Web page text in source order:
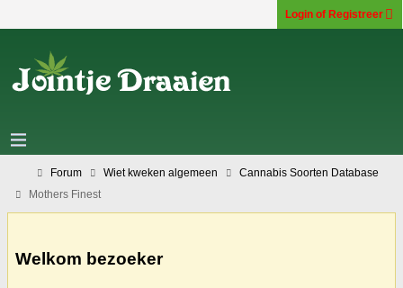
Login of Registreer
Forum Wiet kweken algemeen
Cannabis Soorten Database
Mothers Finest
Welkom bezoeker